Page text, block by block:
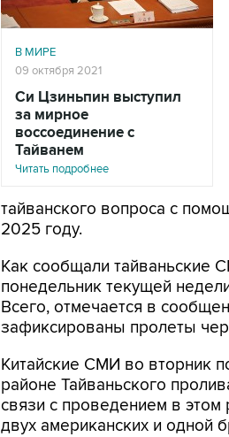
В МИРЕ
09 октября 2021
Си Цзиньпин выступил
за мирное
воссоединение с
Тайванем
Читать подробнее
тайванского вопроса с
2025 году.
Как сообщали тайваньские
понедельник текущей
Всего, отмечается в
зафиксированы пролеты
Китайские СМИ во вторник
районе Тайваньского
связи с проведением в этом
двух американских и одной